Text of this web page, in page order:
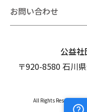
お問い合わせ
公益
〒920-8580 石川
All Rights Reserved